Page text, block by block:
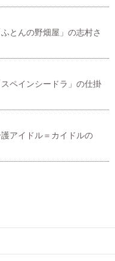
とんの野畑屋」の志村さ
ペインシードラ」の仕掛
アイドル＝カイドルの